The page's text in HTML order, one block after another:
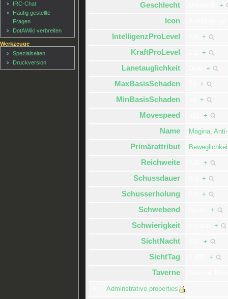
Geschlecht +
Icon
IntelligenzProLevel +
KraftProLevel +
Lanetauglichkeit +
MaxBasisSchaden +
MinBasisSchaden +
Movespeed +
Name Magina,
Primärattribut
Reichweite +
Schussdauer +
Schusserholung +
Schwebend +
Schwierigkeit +
SichtNacht +
SichtTag +
Taverne
Adminstrative properties
IRC-Chat
Häufig gestellte
Fragen
DotAWiki verbreiten
Werkzeuge
Spezialseiten
Druckversion